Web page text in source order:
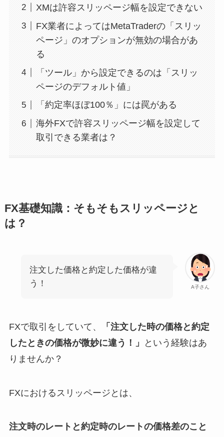
XMは許容スリッページ幅を設定できない
FX業者によってはMetaTraderの「スリッ
ページ」のオプションが無効の場合があ
る
「ツール」から設定できるのは「スリッ
ページのデフォルト値」
「約定率ほぼ100％」には罠がある
海外FXで許容スリッページ幅を設定して
取引できる業者は？
FX基礎知識：そもそもスリッページと
は？
A子さん
注文した価格と約定した価格が違
う！
FXで取引をしていて、
「注文した時の価格と約定
したときの価格が微妙に違う！」
という経験はあ
りませんか？
FXにおけるスリッページとは、
注文時のレートと約定時のレートの価格差のこと